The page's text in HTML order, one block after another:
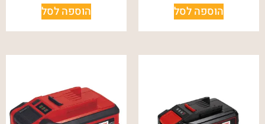
הוספה לסל הוספה לסל